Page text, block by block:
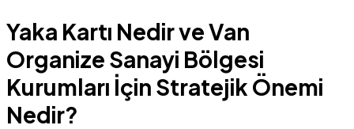
Yaka Kartı Nedir ve Van
Organize Sanayi Bölgesi
Kurumları İçin Stratejik Önemi
Nedir?